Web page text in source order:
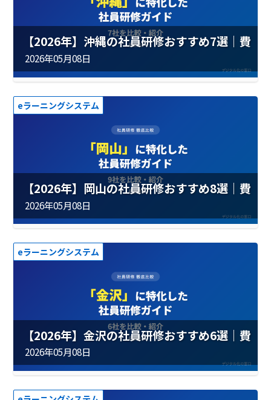
【2026年】沖縄の社員研修おすすめ7選｜費
用・実績を徹底比較
2026年05月08日
eラーニングシステム
【2026年】岡山の社員研修おすすめ8選｜費
用・実績を徹底比較
2026年05月08日
eラーニングシステム
【2026年】金沢の社員研修おすすめ6選｜費
用・実績を徹底比較
2026年05月08日